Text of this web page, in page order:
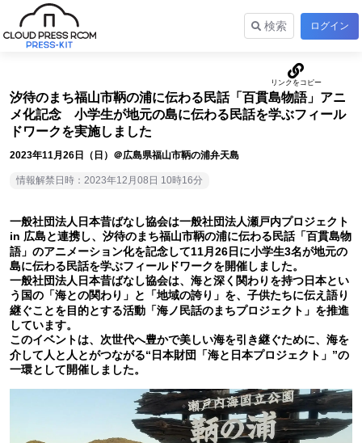
検索 ログイン
汐待のまち福山市鞆の浦に伝わる民話「百貫島物語」アニ
メ化記念 小学生が地元の島に伝わる民話を学ぶフィール
ドワークを実施しました
2023年11月26日（日）＠広島県福山市鞆の浦弁天島
情報解禁日時：2023年12月08日 10時16分
一般社団法人日本昔ばなし協会は一般社団法人瀬戸内プロジェクト
in 広島と連携し、汐待のまち福山市鞆の浦に伝わる民話「百貫島物
語」のアニメーション化を記念して11月26日に小学生3名が地元の
島に伝わる民話を学ぶフィールドワークを開催しました。
一般社団法人日本昔ばなし協会は、海と深く関わりを持つ日本とい
う国の「海との関わり」と「地域の誇り」を、子供たちに伝え語り
継ぐことを目的とする活動「海ノ民話のまちプロジェクト」を推進
しています。
このイベントは、次世代へ豊かで美しい海を引き継ぐために、海を
介して人と人とがつながる“日本財団「海と日本プロジェクト」”の
一環として開催しました。